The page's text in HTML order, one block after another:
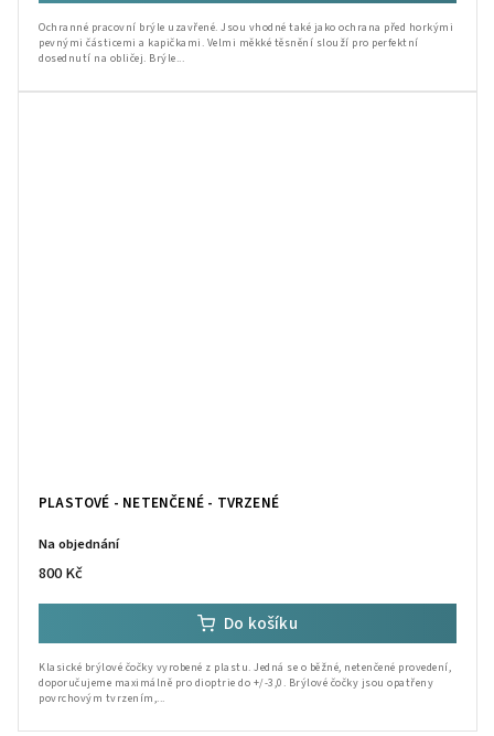
Ochranné pracovní brýle uzavřené. Jsou vhodné také jako ochrana před horkými
pevnými částicemi a kapičkami. Velmi měkké těsnění slouží pro perfektní
dosednutí na obličej. Brýle...
PLASTOVÉ - NETENČENÉ - TVRZENÉ
Na objednání
800 Kč
Do košíku
Klasické brýlové čočky vyrobené z plastu. Jedná se o běžné, netenčené provedení,
doporučujeme maximálně pro dioptrie do +/-3,0. Brýlové čočky jsou opatřeny
povrchovým tvrzením,...